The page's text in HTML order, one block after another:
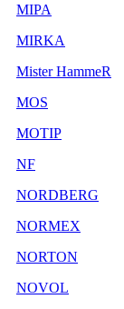
MIPA
MIRKA
Mister HammeR
MOS
MOTIP
NF
NORDBERG
NORMEX
NORTON
NOVOL